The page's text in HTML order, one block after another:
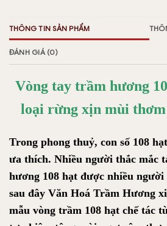
THÔNG TIN SẢN PHẨM
ĐÁNH GIÁ (0)
Vòng tay trầm hương
loại rừng xịn mùi thơm
Trong phong thuỷ, con số 108
ưa thích. Nhiều người thắc mắc
hương 108 hạt được nhiều
sau đây Văn Hoá Trầm Hương
mẫu vòng trầm 108 hạt chế tác